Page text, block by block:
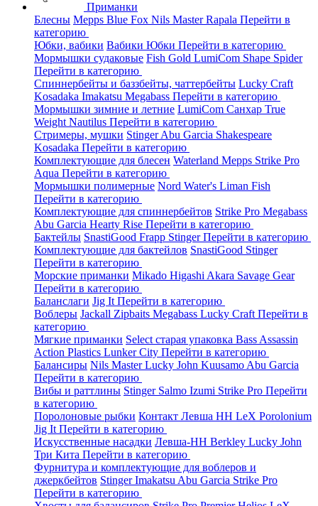
Приманки
Блесны Mepps Blue Fox Nils MasterRapala Перейти в
категорию
Юбки, вабики Вабики Юбки Перейти в категорию
Мормышки судаковые Fish Gold LumiCom Shape Spider
Перейти в категорию
Спиннербейты и баззбейты, чаттербейты Lucky Craft
Kosadaka Imakatsu Megabass Перейти в категорию
Мормышки зимние и летние LumiCom Санхар True
Weight Nautilus Перейти в категорию
Стримеры, мушки StingerAbu Garcia Shakespeare
Kosadaka Перейти в категорию
Комплектующие для блесен Waterland Mepps Strike Pro
Aqua Перейти в категорию
Мормышки полимерные Nord Water's Liman Fish
Перейти в категорию
Комплектующие для спиннербейтов Strike Pro Megabass
Abu Garcia Hearty Rise Перейти в категорию
Бактейлы SnastiGood Frapp StingerПерейти в категорию
Комплектующие для бактейлов SnastiGood Stinger
Перейти в категорию
Морские приманки Mikado Higashi Akara Savage Gear
Перейти в категорию
Баланслаги Jig It Перейти в категорию
Воблеры Jackall Zipbaits Megabass Lucky Craft Перейти в
категорию
Мягкие приманки Select старая упаковка Bass Assassin
Action Plastics Lunker City Перейти в категорию
Балансиры Nils MasterLucky John Kuusamo Abu Garcia
Перейти в категорию
Вибы и раттлины Stinger Salmo Izumi Strike Pro Перейти
в категорию
Поролоновые рыбки Контакт Левша НН LeX Porolonium
Jig It Перейти в категорию
Искусственные насадки Левша-НН Berkley Lucky John
Три Кита Перейти в категорию
Фурнитура и комплектующие для воблеров и
джеркбейтов StingerImakatsu Abu Garcia Strike Pro
Перейти в категорию